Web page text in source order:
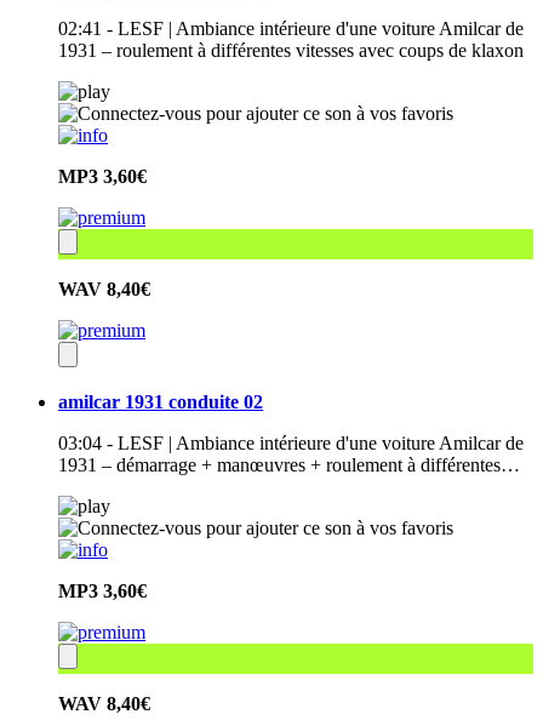
02:41 - LESF | Ambiance intérieure d'une voiture Amilcar de
1931 – roulement à différentes vitesses avec coups de klaxon
MP3 3,60€
WAV 8,40€
amilcar 1931 conduite 02
03:04 - LESF | Ambiance intérieure d'une voiture Amilcar de
1931 – démarrage + manœuvres + roulement à différentes…
MP3 3,60€
WAV 8,40€